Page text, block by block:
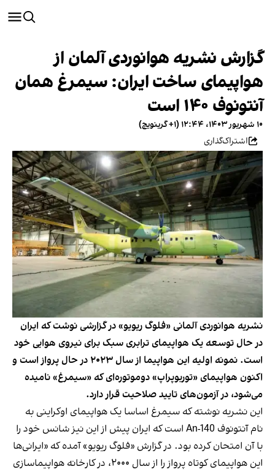
گزارش نشریه هوانوردی آلمان از
هواپیمای ساخت ایران: سیمرغ همان
آنتونوف ۱۴۰ است
۱۰ شهریور ۱۴۰۳، ۱۲:۴۴ (‎+۱ گرینویچ)
اشتراک‌گذاری
نشریه هوانوردی آلمانی «فلوگ ریویو» در گزارشی نوشت که ایران
در حال توسعه یک هواپیمای ترابری سبک برای نیروی هوایی خود
است. نمونه اولیه این هواپیما از سال ۲۰۲۳ در حال پرواز است و
اکنون هواپیمای «توربوپراپ» دوموتوره‌ای که «سیمرغ» نامیده
می‌شود، در آزمون‌های تایید صلاحیت قرار دارد.
این نشریه نوشته که سیمرغ اساسا یک هواپیمای اوکراینی به
نام آنتونوف An-140 است که ایران پیش از این نیز شانس خود را
با آن امتحان کرده بود. در گزارش «‌فلوگ ریویو» آمده که «ایرانی‌ها
این هواپیمای کوتاه پرواز را از سال ۲۰۰۰، در کارخانه هواپیماسازی